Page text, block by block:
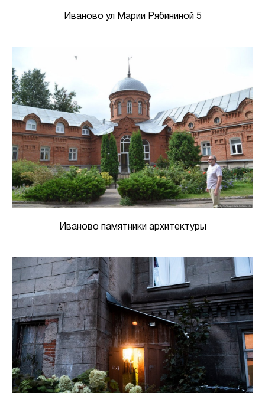
Иваново ул Марии Рябининой 5
Иваново памятники архитектуры